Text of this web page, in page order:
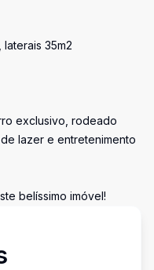
35m2
exclusivo, rodeado
lazer e entretenimento
belíssimo imóvel!